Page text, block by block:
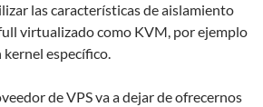
las características de aislamiento
virtualizado como KVM, por ejemplo
específico.
de VPS va a dejar de ofrecernos